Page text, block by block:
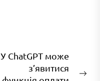
У ChatGPT може
з’явитися